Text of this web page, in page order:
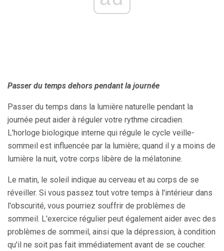
Passer du temps dehors pendant la journée
Passer du temps dans la lumière naturelle pendant la
journée peut aider à réguler votre rythme circadien.
L'horloge biologique interne qui régule le cycle veille-
sommeil est influencée par la lumière; quand il y a moins de
lumière la nuit, votre corps libère de la mélatonine.
Le matin, le soleil indique au cerveau et au corps de se
réveiller. Si vous passez tout votre temps à l'intérieur dans
l'obscurité, vous pourriez souffrir de problèmes de
sommeil. L'exercice régulier peut également aider avec des
problèmes de sommeil, ainsi que la dépression, à condition
qu'il ne soit pas fait immédiatement avant de se coucher.